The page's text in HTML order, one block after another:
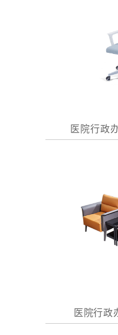
医院行政
医院行政